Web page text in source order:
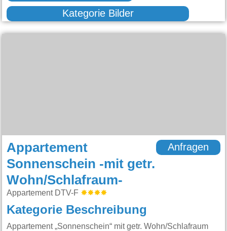
Kategorie Bilder
Appartement
Sonnenschein -mit getr.
Wohn/Schlafraum-
Appartement DTV-F
Anfragen
Kategorie Beschreibung
Appartement „Sonnenschein“ mit getr. Wohn/Schlafraum